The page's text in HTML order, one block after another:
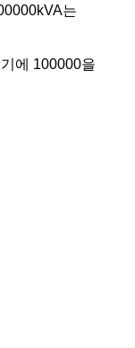
는
에 100000을